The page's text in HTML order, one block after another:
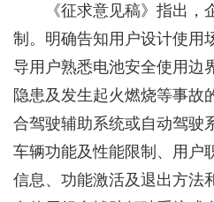
《征求意见稿》指出
制。明确告知用户设计使用
导用户熟悉电池安全使用边
隐患及发生起火燃烧等事故
合驾驶辅助系统或自动驾驶
车辆功能及性能限制、用户
信息、功能激活及退出方法